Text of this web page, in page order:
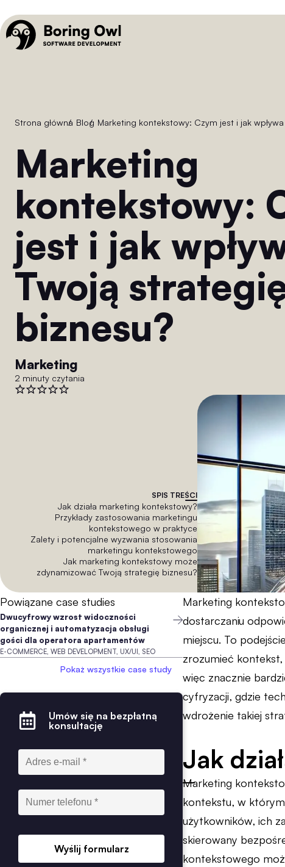
Strona główna
/ Blog
/ Marketing kontekstowy: Czym jest i jak
Marketing
kontekstowy:
jest i jak
Twoją
biznesu?
Marketing
2 minuty czytania
SPIS TREŚCI
Jak działa marketing kontekstowy?
Przykłady zastosowania marketingu
kontekstowego w praktyce
Zalety i potencjalne wyzwania stosowania
marketingu kontekstowego
Jak marketing kontekstowy może
zdynamizować Twoją strategię biznesu?
Powiązane case studies
Dwucyfrowy wzrost widoczności
organicznej i automatyzacja obsługi
gości dla operatora apartamentów
E-COMMERCE, WEB DEVELOPMENT, UX/UI, SEO
Pokaż wszystkie case study
Umów się na bezpłatną
konsultację
Wyślij formularz
Marketing
dostarczaniu
miejscu. To
zrozumieć
więc znacznie
cyfryzacji, gdzie
wdrożenie takiej
Jak
Marketing
kontekstu, w
użytkowników, ich
skierowany
kontekstowego